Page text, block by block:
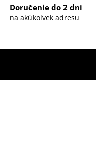
Doručenie do 2 dní
na akúkoľvek adresu